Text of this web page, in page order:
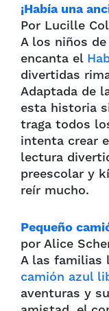
¡Había una
Por Lucille
A los niños
encanta el
divertidas
Adaptada de
esta historia
traga todos
intenta crear
lectura
preescolar y
reír mucho.
Pequeño
por Alice
A las familias
camión azul
aventuras y